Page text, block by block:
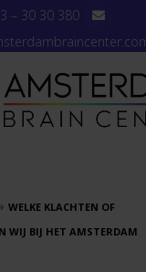
– 30 30 380
WELKE KLACHTEN OF
WIJ BIJ HET AMSTERDAM